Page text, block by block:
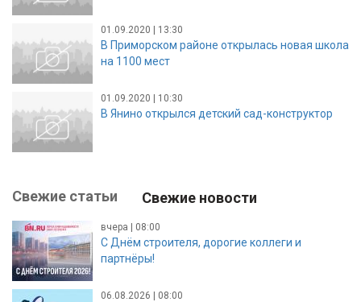
01.09.2020 | 13:30
В Приморском районе открылась новая школа
на 1100 мест
01.09.2020 | 10:30
В Янино открылся детский сад-конструктор
Свежие статьи Свежие новости
вчера | 08:00
С Днём строителя, дорогие коллеги и
партнёры!
06.08.2026 | 08:00